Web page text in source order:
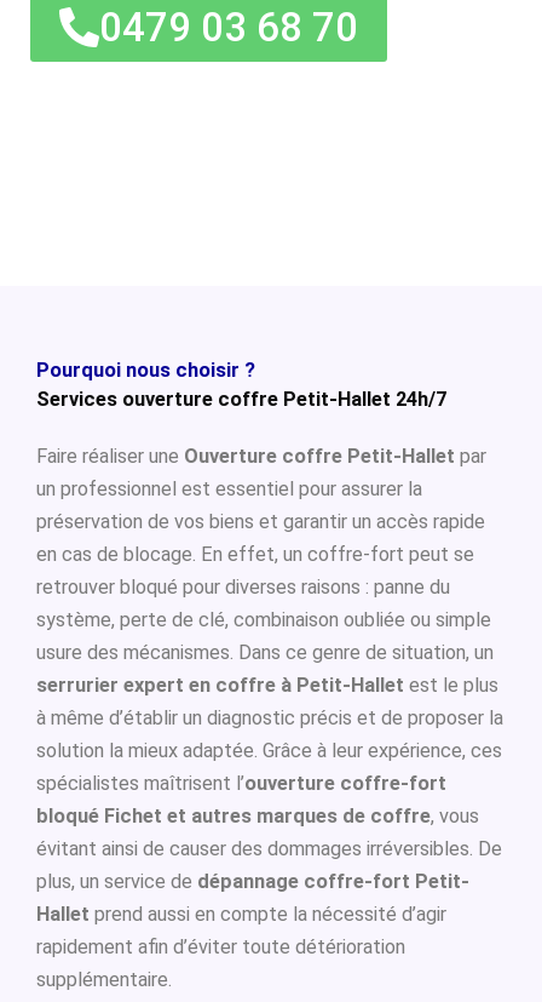
0479 03 68 70
Pourquoi nous choisir ?
Services ouverture coffre Petit-Hallet 24h/7
Faire réaliser une Ouverture coffre Petit-Hallet par
un professionnel est essentiel pour assurer la
préservation de vos biens et garantir un accès rapide
en cas de blocage. En effet, un coffre-fort peut se
retrouver bloqué pour diverses raisons : panne du
système, perte de clé, combinaison oubliée ou simple
usure des mécanismes. Dans ce genre de situation, un
serrurier expert en coffre à Petit-Hallet est le plus
à même d’établir un diagnostic précis et de proposer la
solution la mieux adaptée. Grâce à leur expérience, ces
spécialistes maîtrisent l’ouverture coffre-fort
bloqué Fichet et autres marques de coffre, vous
évitant ainsi de causer des dommages irréversibles. De
plus, un service de dépannage coffre-fort Petit-
Hallet prend aussi en compte la nécessité d’agir
rapidement afin d’éviter toute détérioration
supplémentaire.